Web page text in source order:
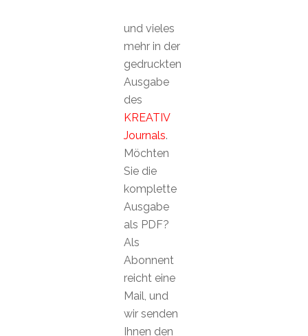
und vieles
mehr in der
gedruckten
Ausgabe
des
KREATIV
Journals.
Möchten
Sie die
komplette
Ausgabe
als PDF?
Als
Abonnent
reicht eine
Mail, und
wir senden
Ihnen den